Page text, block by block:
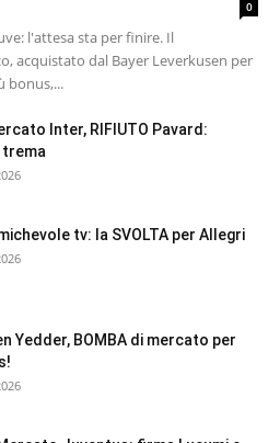
0
l'attesa sta per finire. Il
acquistato dal Bayer Leverkusen per
bonus,...
Inter, RIFIUTO Pavard:
tv: la SVOLTA per Allegri
Yedder, BOMBA di mercato per